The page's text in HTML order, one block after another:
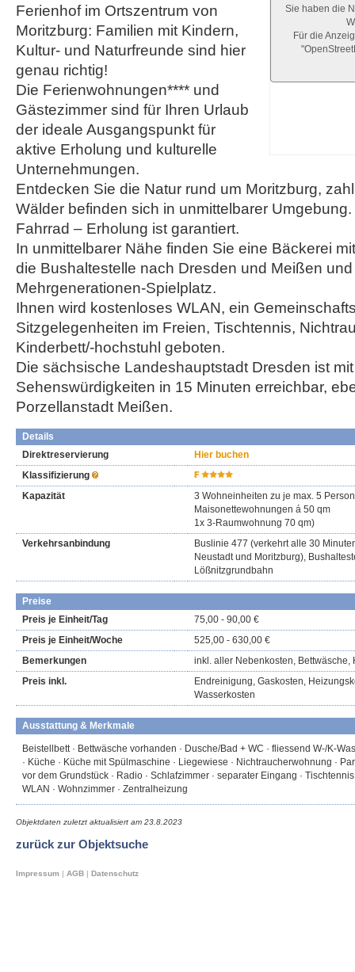
Sie haben die
Für die
Ferienhof im Ortszentrum von
Moritzburg: Familien mit Kindern,
Kultur- und Naturfreunde sind hier
genau richtig!
Die Ferienwohnungen**** und
Gästezimmer sind für Ihren Urlaub
der ideale Ausgangspunkt für
aktive Erholung und kulturelle
Unternehmungen.
Entdecken Sie die Natur rund um Moritzburg,
Wälder befinden sich in unmittelbarer
Fahrrad – Erholung ist garantiert.
In unmittelbarer Nähe finden Sie eine Bäckerei
die Bushaltestelle nach Dresden und Meißen
Mehrgenerationen-Spielplatz.
Ihnen wird kostenloses WLAN, ein
Sitzgelegenheiten im Freien, Tischtennis,
Kinderbett/-hochstuhl geboten.
Die sächsische Landeshauptstadt Dresden ist
Sehenswürdigkeiten in 15 Minuten erreichbar,
Porzellanstadt Meißen.
Details
Direktreservierung
Hier buchen
Klassifizierung
Kapazität
3 Wohneinheiten zu je max. 5
Maisonettewohnungen á 50 qm
1x 3-Raumwohnung 70 qm)
Verkehrsanbindung
Buslinie 477 (verkehrt alle 30
Neustadt und Moritzburg),
Lößnitzgrundbahn
Preise
Preis je Einheit/Tag
75,00 - 90,00 €
Preis je Einheit/Woche
525,00 - 630,00 €
Bemerkungen
inkl. aller Nebenkosten, Bettwäsche,
Preis inkl.
Endreinigung, Gaskosten,
Wasserkosten
Ausstattung & Merkmale
Beistellbett · Bettwäsche vorhanden · Dusche/Bad + WC · fliessend W-/K-
· Küche · Küche mit Spülmaschine · Liegewiese · Nichtraucherwohnung ·
vor dem Grundstück · Radio · Schlafzimmer · separater Eingang ·
WLAN · Wohnzimmer · Zentralheizung
Objektdaten zuletzt aktualisiert am 23.8.2023
zurück zur Objektsuche
Impressum | AGB | Datenschutz